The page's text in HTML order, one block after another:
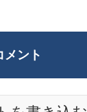
メント